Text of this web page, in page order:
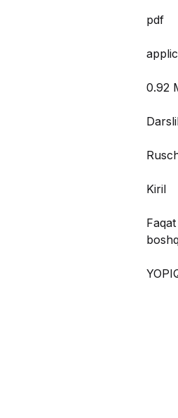
pdf
0.92
Kiril